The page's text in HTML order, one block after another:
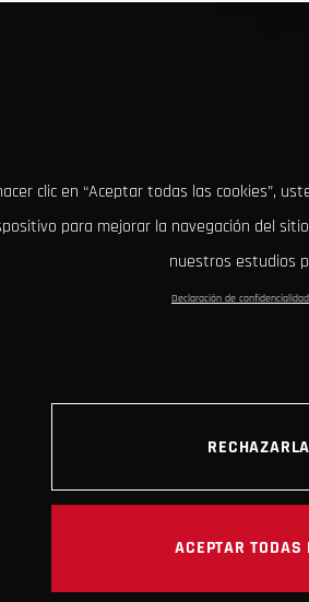
clic en “Aceptar todas las cookies”,
para mejorar la navegación del
nuestros estudios
Declaración de
ACEPTAR TODAS